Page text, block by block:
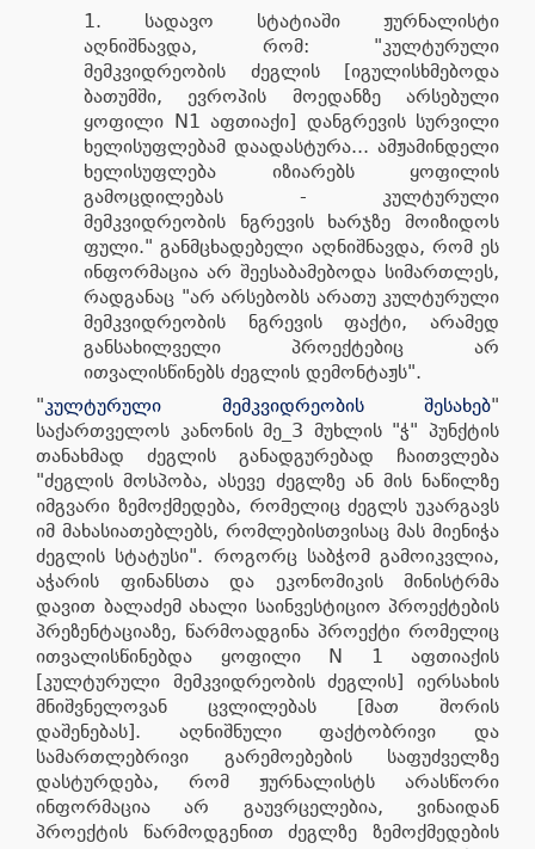
სადავო სტატიაში ჟურნალისტი
აღნიშნავდა, რომ: "კულტურული
მემკვიდრეობის ძეგლის [იგულისხმებოდა
ბათუმში, ევროპის მოედანზე არსებული
ყოფილი N1 აფთიაქი] დანგრევის სურვილი
ხელისუფლებამ დაადასტურა... ამჟამინდელი
ხელისუფლება იზიარებს ყოფილის
გამოცდილებას - კულტურული
მემკვიდრეობის ნგრევის ხარჯზე მოიზიდოს
ფული." განმცხადებელი აღნიშნავდა, რომ ეს
ინფორმაცია არ შეესაბამებოდა სიმართლეს,
რადგანაც "არ არსებობს არათუ კულტურული
მემკვიდრეობის ნგრევის ფაქტი, არამედ
განსახილველი პროექტებიც არ
ითვალისწინებს ძეგლის დემონტაჟს".
"კულტურული მემკვიდრეობის შესახებ"
საქართველოს კანონის მე_3 მუხლის "ჭ" პუნქტის
თანახმად ძეგლის განადგურებად ჩაითვლება
"ძეგლის მოსპობა, ასევე ძეგლზე ან მის ნაწილზე
იმგვარი ზემოქმედება, რომელიც ძეგლს უკარგავს
იმ მახასიათებლებს, რომლებისთვისაც მას მიენიჭა
ძეგლის სტატუსი". როგორც საბჭომ გამოიკვლია,
აჭარის ფინანსთა და ეკონომიკის მინისტრმა
დავით ბალაძემ ახალი საინვესტიციო პროექტების
პრეზენტაციაზე, წარმოადგინა პროექტი რომელიც
ითვალისწინებდა ყოფილი N 1 აფთიაქის
[კულტურული მემკვიდრეობის ძეგლის] იერსახის
მნიშვნელოვან ცვლილებას [მათ შორის
დაშენებას]. აღნიშნული ფაქტობრივი და
სამართლებრივი გარემოებების საფუძველზე
დასტურდება, რომ ჟურნალისტს არასწორი
ინფორმაცია არ გაუვრცელებია, ვინაიდან
პროექტის წარმოდგენით ძეგლზე ზემოქმედების